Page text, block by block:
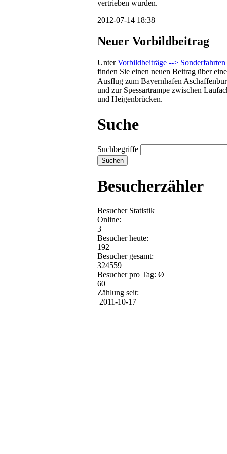
vertrieben wurden.
2012-07-14 18:38
Neuer Vorbildbeitrag
UnterVorbildbeiträge --> Sonderfahrten
finden Sie einen neuen Beitrag über
Ausflug zum Bayernhafen
und zur Spessartrampe zwischen
und Heigenbrücken.
Suche
Suchbegriffe
Besucherzähler
Besucher Statistik
Online:
3
Besucher heute:
192
Besucher gesamt:
324559
Besucher pro Tag: Ø
60
Zählung seit:
2011-10-17